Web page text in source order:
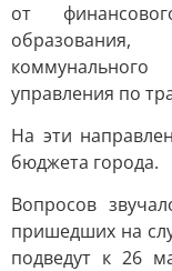
от
коммунального
управления по
На эти
бюджета города.
Вопросов
пришедших на
подведут к 26